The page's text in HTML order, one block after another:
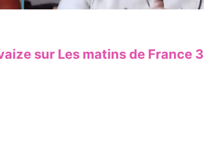
sur Les matins de France 3